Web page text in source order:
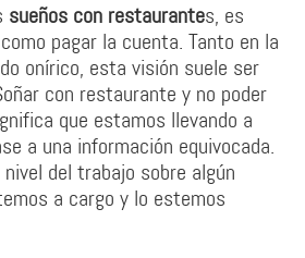
sueños con restaurantes, es
pagar la cuenta. Tanto en la
onírico, esta visión suele ser
con restaurante y no poder
que estamos llevando a
a una información equivocada.
del trabajo sobre algún
a cargo y lo estemos